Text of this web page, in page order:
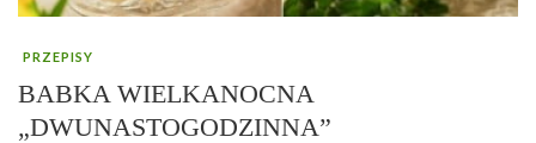
PRZEPISY
BABKA WIELKANOCNA
„DWUNASTOGODZINNA”